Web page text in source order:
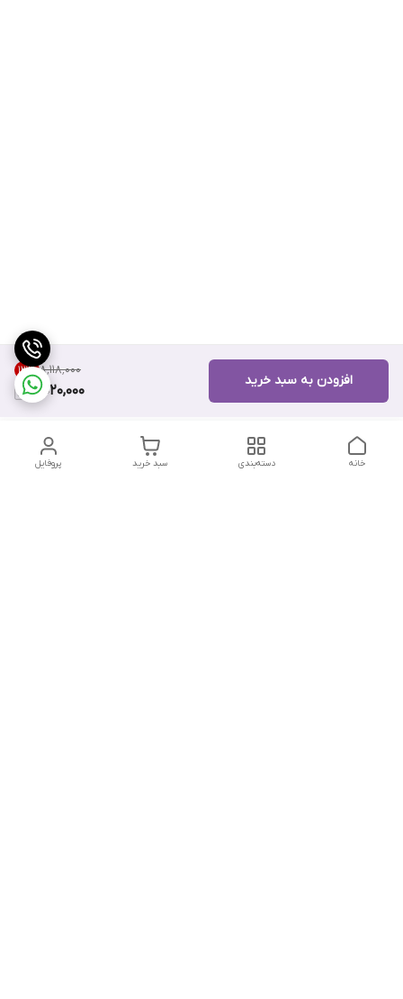
۸٬۱۱۸٬۰۰۰ 13%
7,020,000
افزودن به سبد خرید
پروفایل سبد خرید دسته‌بندی خانه